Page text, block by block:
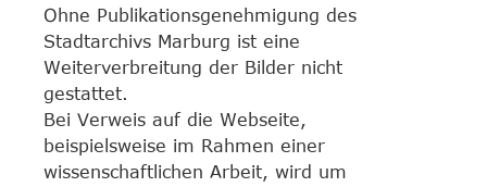
Ohne Publikationsgenehmigung des
Stadtarchivs Marburg ist eine
Weiterverbreitung der Bilder nicht
gestattet.
Bei Verweis auf die Webseite,
beispielsweise im Rahmen einer
wissenschaftlichen Arbeit, wird um